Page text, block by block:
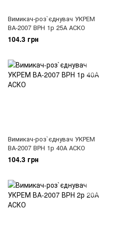
Вимикач-роз`єднувач УКРЕМ
ВА-2007 ВРН 1р 25А АСКО
104.3 грн
Вимикач-роз`єднувач УКРЕМ
ВА-2007 ВРН 1р 40А АСКО
104.3 грн